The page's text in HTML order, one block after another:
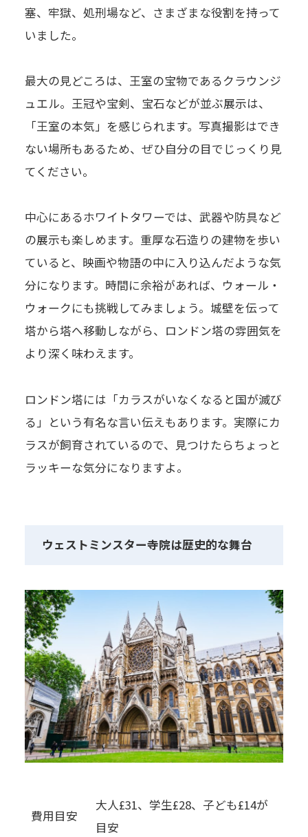
塞、牢獄、処刑場など、さまざまな役割を持って
いました。
最大の見どころは、王室の宝物であるクラウンジ
ュエル。王冠や宝剣、宝石などが並ぶ展示は、
「王室の本気」を感じられます。写真撮影はでき
ない場所もあるため、ぜひ自分の目でじっくり見
てください。
中心にあるホワイトタワーでは、武器や防具など
の展示も楽しめます。重厚な石造りの建物を歩い
ていると、映画や物語の中に入り込んだような気
分になります。時間に余裕があれば、ウォール・
ウォークにも挑戦してみましょう。城壁を伝って
塔から塔へ移動しながら、ロンドン塔の雰囲気を
より深く味わえます。
ロンドン塔には「カラスがいなくなると国が滅び
る」という有名な言い伝えもあります。実際にカ
ラスが飼育されているので、見つけたらちょっと
ラッキーな気分になりますよ。
ウェストミンスター寺院は歴史的な舞台
費用目安
大人£31、学生£28、子ども£14が
目安